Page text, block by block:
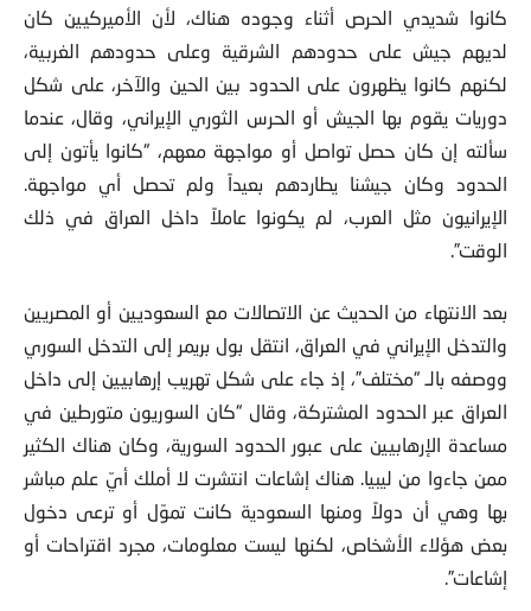
في ما يخصّ التدخل الإيراني في العراق، يقول بريمر إن الإيرانيين
كانوا شديدي الحرص أثناء وجوده هناك، لأن الأميركيين كان
لديهم جيش على حدودهم الشرقية وعلى حدودهم الغربية،
لكنهم كانوا يظهرون على الحدود بين الحين والآخر، على شكل
دوريات يقوم بها الجيش أو الحرس الثوري الإيراني، وقال، عندما
سألته إن كان حصل تواصل أو مواجهة معهم، “كانوا يأتون إلى
الحدود وكان جيشنا يطاردهم بعيداً ولم تحصل أي مواجهة.
الإيرانيون مثل العرب، لم يكونوا عاملاً داخل العراق في ذلك
بعد الانتهاء من الحديث عن الاتصالات مع السعوديين أو المصريين
والتدخل الإيراني في العراق، انتقل بول بريمر إلى التدخل السوري
ووصفه بالـ “مختلف”، إذ جاء على شكل تهريب إرهابيين إلى داخل
العراق عبر الحدود المشتركة، وقال “كان السوريون متورطين في
مساعدة الإرهابيين على عبور الحدود السورية، وكان هناك الكثير
ممن جاءوا من ليبيا. هناك إشاعات انتشرت لا أملك أيّ علم مباشر
بها وهي أن دولاً ومنها السعودية كانت تموّل أو ترعى دخول
بعض هؤلاء الأشخاص، لكنها ليست معلومات، مجرد اقتراحات أو